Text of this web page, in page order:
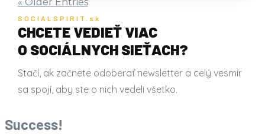
SOCIALSPIRIT.sk
CHCETE VEDIEŤ VIAC
O SOCIÁLNYCH SIEŤACH?
Stačí, ak začnete odoberať newsletter a celý vesmír
sa spojí, aby ste o nich vedeli všetko.
Success!